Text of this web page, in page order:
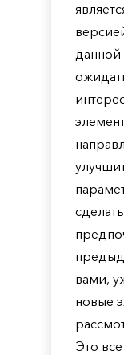
данной
вами,
новые
Это